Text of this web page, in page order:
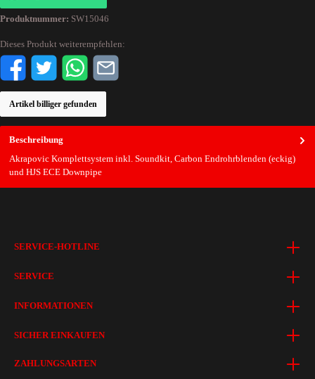
Produktnummer: SW15046
Dieses Produkt weiterempfehlen:
Artikel billiger gefunden
Beschreibung
Akrapovic Komplettsystem inkl. Soundkit, Carbon Endrohrblenden (eckig)
und HJS ECE Downpipe
SERVICE-HOTLINE
SERVICE
INFORMATIONEN
SICHER EINKAUFEN
ZAHLUNGSARTEN